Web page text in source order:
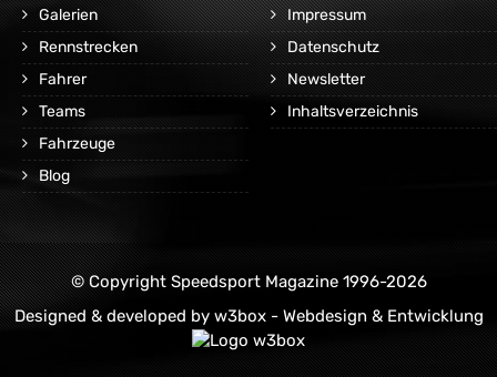
Galerien
Rennstrecken
Fahrer
Teams
Fahrzeuge
Blog
Impressum
Datenschutz
Newsletter
Inhaltsverzeichnis
© Copyright Speedsport Magazine 1996-2026
Designed & developed by w3box - Webdesign & Entwicklung